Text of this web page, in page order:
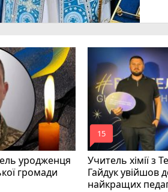
уродженця
громади
Учитель хімії з
Гайдук увійшов
найкращих
mode_comment
15